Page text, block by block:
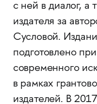
с ней в диалог,
издателя за
Сусловой.
подготовлено
современного
в рамках
издателей. В 201